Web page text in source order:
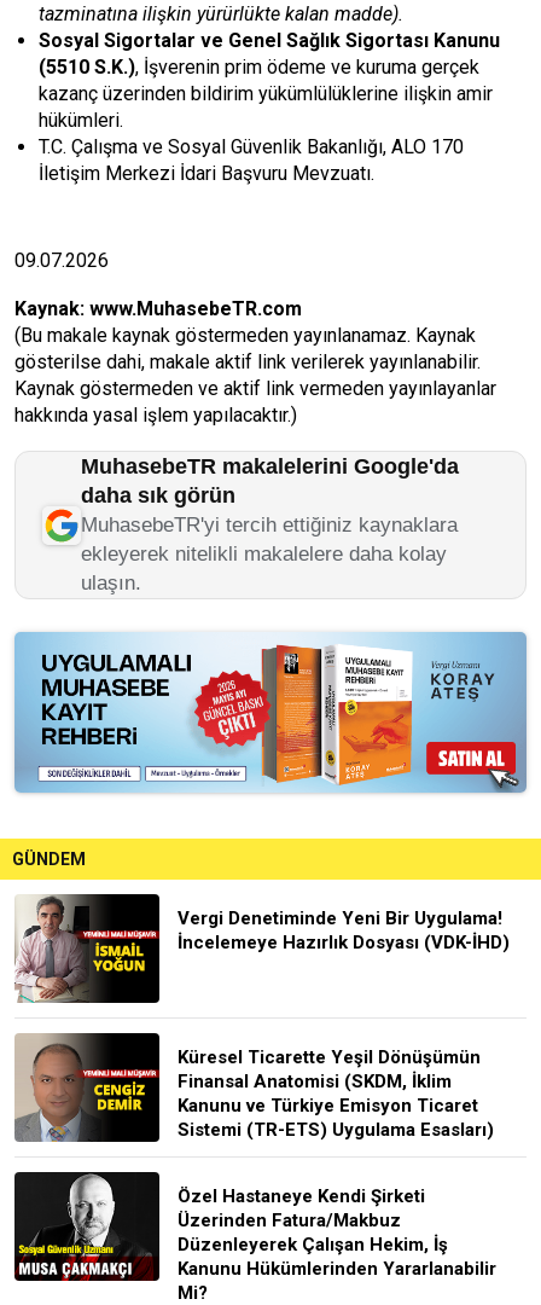
tazminatına ilişkin yürürlükte kalan madde).
Sosyal Sigortalar ve Genel Sağlık Sigortası Kanunu
(5510 S.K.), İşverenin prim ödeme ve kuruma gerçek
kazanç üzerinden bildirim yükümlülüklerine ilişkin amir
hükümleri.
T.C. Çalışma ve Sosyal Güvenlik Bakanlığı, ALO 170
İletişim Merkezi İdari Başvuru Mevzuatı.
09.07.2026
Kaynak: www.MuhasebeTR.com
(Bu makale kaynak göstermeden yayınlanamaz. Kaynak
gösterilse dahi, makale aktif link verilerek yayınlanabilir.
Kaynak göstermeden ve aktif link vermeden yayınlayanlar
hakkında yasal işlem yapılacaktır.)
MuhasebeTR makalelerini Google'da
daha sık görün
MuhasebeTR'yi tercih ettiğiniz kaynaklara
ekleyerek nitelikli makalelere daha kolay
ulaşın.
GÜNDEM
Vergi Denetiminde Yeni Bir Uygulama!
İncelemeye Hazırlık Dosyası (VDK-İHD)
Küresel Ticarette Yeşil Dönüşümün
Finansal Anatomisi (SKDM, İklim
Kanunu ve Türkiye Emisyon Ticaret
Sistemi (TR-ETS) Uygulama Esasları)
Özel Hastaneye Kendi Şirketi
Üzerinden Fatura/Makbuz
Düzenleyerek Çalışan Hekim, İş
Kanunu Hükümlerinden Yararlanabilir
Mi?